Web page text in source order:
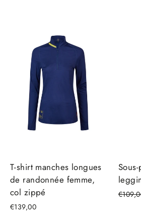
T-shirt manches longues
de randonnée femme,
col zippé
€139,00
Prix